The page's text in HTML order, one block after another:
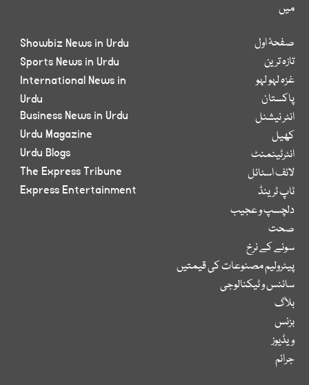
میں
صفحۂ اول
تازہ ترین
غزہ لہو لہو
پاکستان
انٹر نیشنل
کھیل
انٹرٹینمنٹ
لائف اسٹائل
ٹاپ ٹرینڈ
دلچسپ و عجیب
صحت
سونے کے نرخ
پیٹرولیم مصنوعات کی قیمتیں
سائنس و ٹیکنالوجی
بلاگ
بزنس
ویڈیوز
جرائم
Showbiz News in Urdu
Sports News in Urdu
International News in
Urdu
Business News in Urdu
Urdu Magazine
Urdu Blogs
The Express Tribune
Express Entertainment